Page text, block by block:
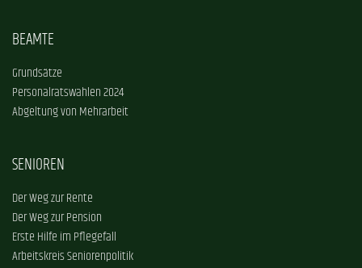
BEAMTE
Grundsätze
Personalratswahlen 2024
Abgeltung von Mehrarbeit
SENIOREN
Der Weg zur Rente
Der Weg zur Pension
Erste Hilfe im Pflegefall
Arbeitskreis Seniorenpolitik